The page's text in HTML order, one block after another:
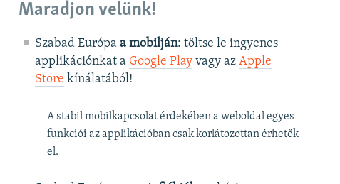
Maradjon velünk!
Szabad Európa a mobilján: töltse le ingyenes
applikációnkat a Google Playvagy az Apple
Store kínálatából!
A stabil mobilkapcsolat érdekében a weboldal egyes
funkciói az applikációban csak korlátozottan érhetők
el.